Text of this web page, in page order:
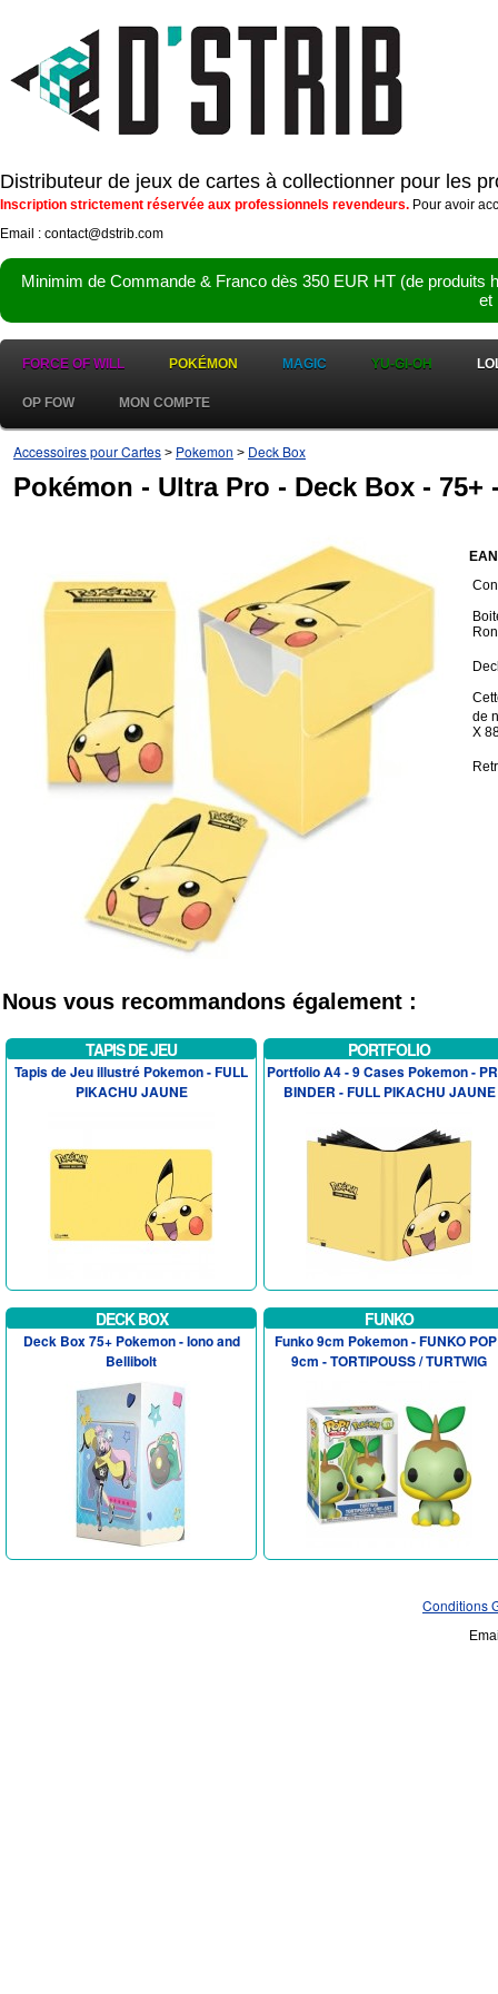
Distributeur de jeux de cartes à collectionner pour les
Inscription strictement réservée aux professionnels revendeurs. Pour avoir
Email : contact@dstrib.com
Minimim de Commande & Franco dès 350 EUR HT (de
et
FORCE OF WILL POKÉMON MAGIC YU-GI-OH
OP FOW MON COMPTE
Accessoires pour Cartes > Pokemon > Deck Box
Pokémon - Ultra Pro - Deck Box - 75+
de
X
Nous vous recommandons également :
TAPIS DE JEU
Tapis de Jeu illustré Pokemon - FULL
PIKACHU JAUNE
PORTFOLIO
Portfolio A4 - 9 Cases Pokemon -
BINDER - FULL PIKACHU JAUNE
DECK BOX
Deck Box 75+ Pokemon - Iono and
Bellibolt
FUNKO
Funko 9cm Pokemon - FUNKO
9cm - TORTIPOUSS / TURTWIG
Conditions